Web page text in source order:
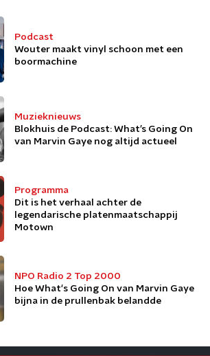
Podcast
Wouter maakt vinyl schoon met een
boormachine
Muzieknieuws
Blokhuis de Podcast: What’s Going On
van Marvin Gaye nog altijd actueel
Programma
Dit is het verhaal achter de
legendarische platenmaatschappij
Motown
NPO Radio 2 Top 2000
Hoe What's Going On van Marvin Gaye
bijna in de prullenbak belandde